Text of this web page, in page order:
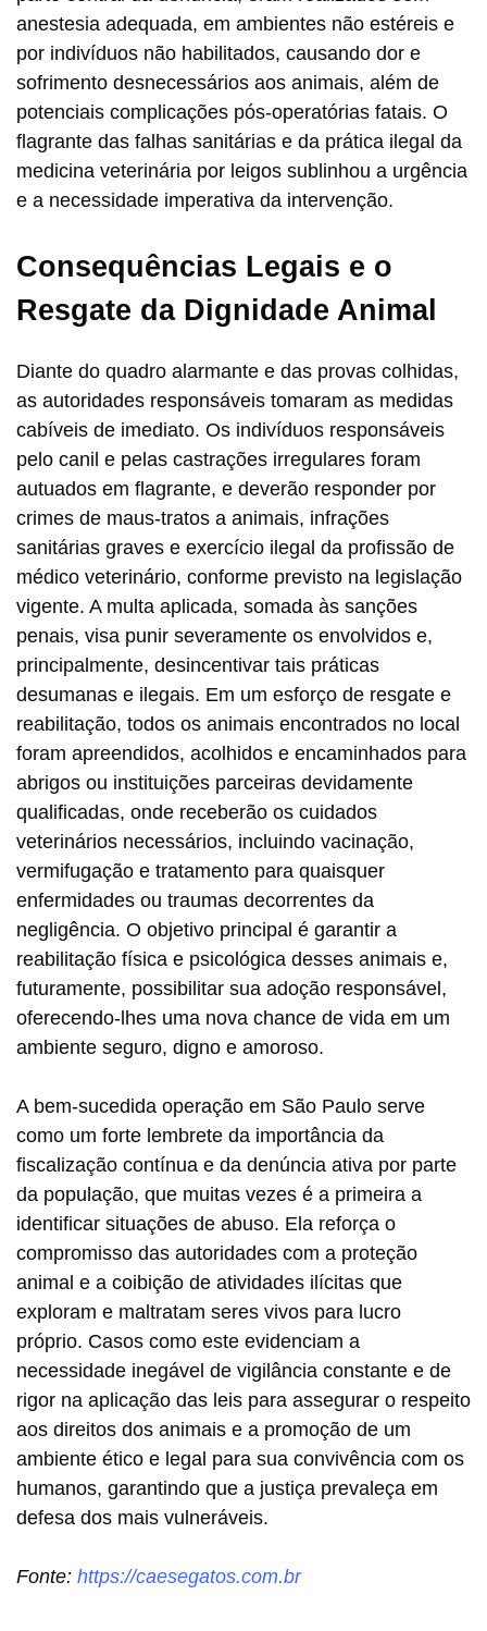
anestesia adequada, em ambientes não estéreis e
por indivíduos não habilitados, causando dor e
sofrimento desnecessários aos animais, além de
potenciais complicações pós-operatórias fatais. O
flagrante das falhas sanitárias e da prática ilegal da
medicina veterinária por leigos sublinhou a urgência
e a necessidade imperativa da intervenção.
Consequências Legais e o
Resgate da Dignidade Animal
Diante do quadro alarmante e das provas colhidas,
as autoridades responsáveis tomaram as medidas
cabíveis de imediato. Os indivíduos responsáveis
pelo canil e pelas castrações irregulares foram
autuados em flagrante, e deverão responder por
crimes de maus-tratos a animais, infrações
sanitárias graves e exercício ilegal da profissão de
médico veterinário, conforme previsto na legislação
vigente. A multa aplicada, somada às sanções
penais, visa punir severamente os envolvidos e,
principalmente, desincentivar tais práticas
desumanas e ilegais. Em um esforço de resgate e
reabilitação, todos os animais encontrados no local
foram apreendidos, acolhidos e encaminhados para
abrigos ou instituições parceiras devidamente
qualificadas, onde receberão os cuidados
veterinários necessários, incluindo vacinação,
vermifugação e tratamento para quaisquer
enfermidades ou traumas decorrentes da
negligência. O objetivo principal é garantir a
reabilitação física e psicológica desses animais e,
futuramente, possibilitar sua adoção responsável,
oferecendo-lhes uma nova chance de vida em um
ambiente seguro, digno e amoroso.
A bem-sucedida operação em São Paulo serve
como um forte lembrete da importância da
fiscalização contínua e da denúncia ativa por parte
da população, que muitas vezes é a primeira a
identificar situações de abuso. Ela reforça o
compromisso das autoridades com a proteção
animal e a coibição de atividades ilícitas que
exploram e maltratam seres vivos para lucro
próprio. Casos como este evidenciam a
necessidade inegável de vigilância constante e de
rigor na aplicação das leis para assegurar o respeito
aos direitos dos animais e a promoção de um
ambiente ético e legal para sua convivência com os
humanos, garantindo que a justiça prevaleça em
defesa dos mais vulneráveis.
Fonte: https://caesegatos.com.br